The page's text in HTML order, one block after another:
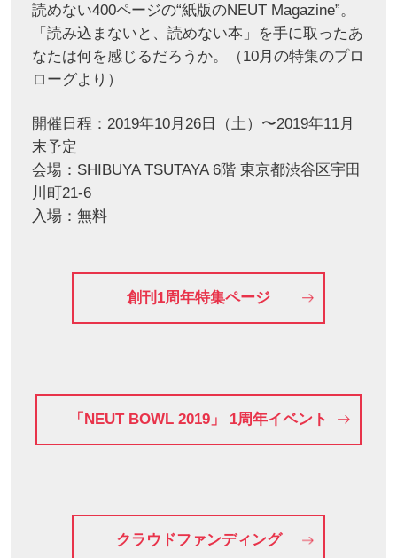
読めない400ページの“紙版のNEUT Magazine”。
「読み込まないと、読めない本」を手に取ったあ
なたは何を感じるだろうか。（10月の特集のプロ
ローグより）
開催日程：2019年10月26日（土）〜2019年11月
末予定
会場：SHIBUYA TSUTAYA 6階 東京都渋谷区宇田
川町21-6
入場：無料
創刊1周年特集ページ
「NEUT BOWL 2019」 1周年イベント
クラウドファンディング